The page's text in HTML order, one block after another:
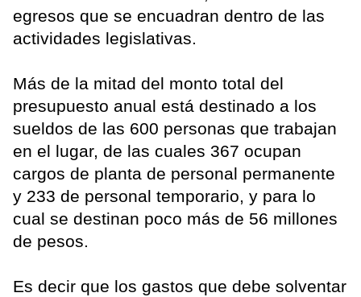
egresos que se encuadran dentro de las
actividades legislativas.
Más de la mitad del monto total del
presupuesto anual está destinado a los
sueldos de las 600 personas que trabajan
en el lugar, de las cuales 367 ocupan
cargos de planta de personal permanente
y 233 de personal temporario, y para lo
cual se destinan poco más de 56 millones
de pesos.
Es decir que los gastos que debe solventar